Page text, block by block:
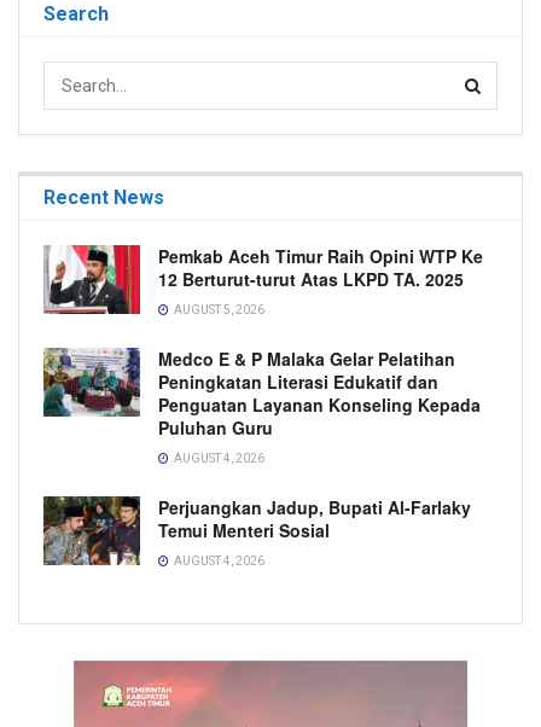
Search
Recent News
Pemkab Aceh Timur Raih Opini WTP Ke
12 Berturut-turut Atas LKPD TA. 2025
AUGUST 5, 2026
Medco E & P Malaka Gelar Pelatihan
Peningkatan Literasi Edukatif dan
Penguatan Layanan Konseling Kepada
Puluhan Guru
AUGUST 4, 2026
Perjuangkan Jadup, Bupati Al-Farlaky
Temui Menteri Sosial
AUGUST 4, 2026